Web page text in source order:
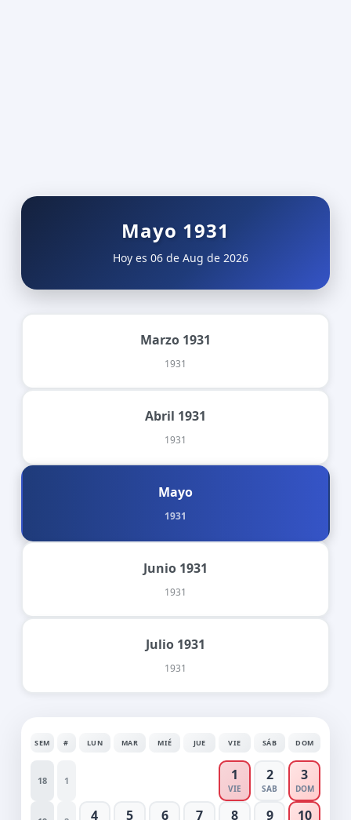
Mayo 1931
Hoy es 06 de Aug de 2026
Marzo 1931
1931
Abril 1931
1931
Mayo
1931
Junio 1931
1931
Julio 1931
1931
SEM # LUN MAR MIÉ JUE VIE SÁB DOM
18 1 1
VIE
2
SAB
3
DOM
4 5 6 7 8 9 10